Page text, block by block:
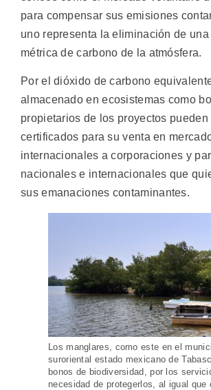
para compensar sus emisiones
uno representa la eliminación de una
métrica de carbono de la atmósfera.
Por el dióxido de carbono
almacenado en ecosistemas como
propietarios de los proyectos pueden
certificados para su venta en
internacionales a corporaciones y
nacionales e internacionales que
sus emanaciones contaminantes.
Los manglares, como este en el
suroriental estado mexicano de
bonos de biodiversidad, por los
necesidad de protegerlos, al igual